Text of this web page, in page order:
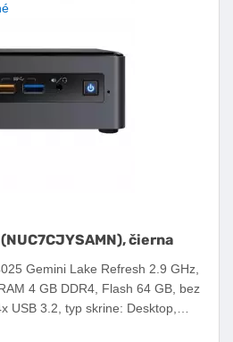
čierna
Gemini Lake Refresh 2.9 GHz,
4 GB DDR4, Flash 64 GB, bez
USB 3.2, typ skrine: Desktop,